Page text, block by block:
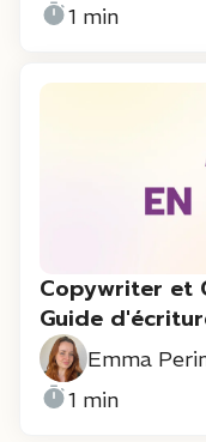
1 min
Copywriter et
Guide
Emma
1 min